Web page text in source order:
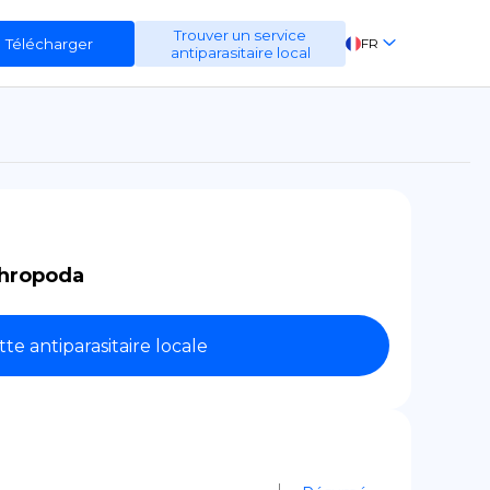
Télécharger
Trouver un service
antiparasitaire local
FR
EN
antiparasitaire locale